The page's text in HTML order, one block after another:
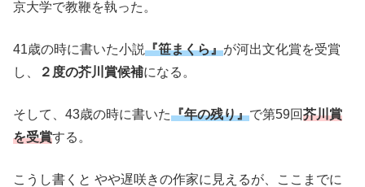
京大学で教鞭を執った。
41歳の時に書いた小説『笹まくら』が河出文化賞を受賞
し、
２度の芥川賞候補になる。
そして、43歳の時に書いた『年の残り』で第59回芥川賞
を受賞する。
こうし書くと やや遅咲きの作家に見えるが、ここまでに